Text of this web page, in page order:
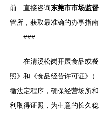
前，直接咨询东莞市市场监
管所，获取最准确的办事指南
###
在清溪松岗开展食品或
照》和《食品经营许可证》
循法定程序，确保经营场所
利取得证照，为生意的长久